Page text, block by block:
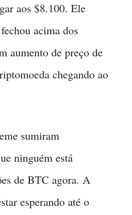
aos $8.100. Ele
acima dos
aumento de preço de
chegando ao
sumiram
ninguém está
de BTC agora. A
esperando até o